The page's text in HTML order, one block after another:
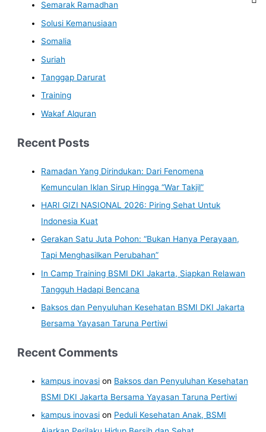
Semarak Ramadhan
Solusi Kemanusiaan
Somalia
Suriah
Tanggap Darurat
Training
Wakaf Alquran
Recent Posts
Ramadan Yang Dirindukan: Dari Fenomena
Kemunculan Iklan Sirup Hingga “War Takjil”
HARI GIZI NASIONAL 2026: Piring Sehat Untuk
Indonesia Kuat
Gerakan Satu Juta Pohon: “Bukan Hanya Perayaan,
Tapi Menghasilkan Perubahan”
In Camp Training BSMI DKI Jakarta, Siapkan Relawan
Tangguh Hadapi Bencana
Baksos dan Penyuluhan Kesehatan BSMI DKI Jakarta
Bersama Yayasan Taruna Pertiwi
Recent Comments
kampus inovasi on Baksos dan Penyuluhan Kesehatan
BSMI DKI Jakarta Bersama Yayasan Taruna Pertiwi
kampus inovasi on Peduli Kesehatan Anak, BSMI